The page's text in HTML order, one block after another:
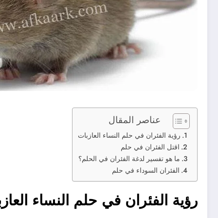
عناصر المقال
رؤية الفئران في حلم النساء العازبات
اقتل الفئران في حلم
ما هو تفسير لدغة الفئران في الحلم؟
الفئران السوداء في حلم
رؤية الفئران في حلم النساء